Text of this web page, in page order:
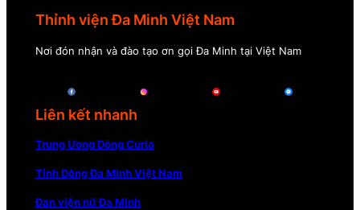
Thỉnh viện Đa Minh Việt Nam
Nơi đón nhận và đào tạo ơn gọi Đa Minh tại Việt Nam
Liên kết nhanh
Trung Ương Dòng Curia
Tỉnh Dòng Đa Minh Việt Nam
Đan viện nữ Đa Minh